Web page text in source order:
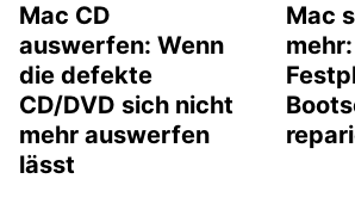
Mac CD
auswerfen: Wenn
die defekte
CD/DVD sich nicht
mehr auswerfen
lässt
Mac